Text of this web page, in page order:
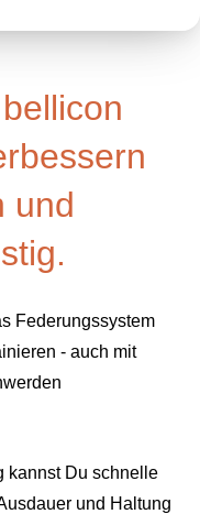
und
Federungssystem
- auch mit
kannst Du schnelle
und Haltung